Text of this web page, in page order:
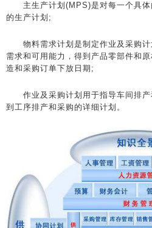
主生产计划(MPS)是对每一个具体
的生产计划;
物料需求计划是制定作业及采购计
需求和可用能力，得到产品零部件和
造和采购订单下放日期;
作业及采购计划用于指导车间排产
到工序排产和采购的详细计划。